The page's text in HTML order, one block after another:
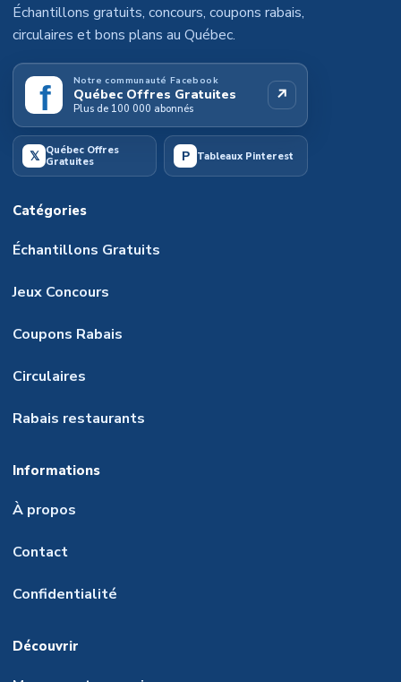
Échantillons gratuits, concours, coupons rabais,
circulaires et bons plans au Québec.
f Notre communauté Facebook
Québec Offres Gratuites
Plus de 100 000 abonnés
↗
𝕏 Québec Offres
Gratuites
P Tableaux Pinterest
Catégories
Échantillons Gratuits
Jeux Concours
Coupons Rabais
Circulaires
Rabais restaurants
Informations
À propos
Contact
Confidentialité
Découvrir